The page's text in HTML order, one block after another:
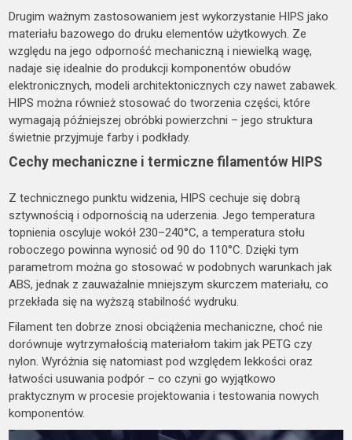
Drugim ważnym zastosowaniem jest wykorzystanie HIPS jako
materiału bazowego do druku elementów użytkowych. Ze
względu na jego odporność mechaniczną i niewielką wagę,
nadaje się idealnie do produkcji komponentów obudów
elektronicznych, modeli architektonicznych czy nawet zabawek.
HIPS można również stosować do tworzenia części, które
wymagają późniejszej obróbki powierzchni – jego struktura
świetnie przyjmuje farby i podkłady.
Cechy mechaniczne i termiczne filamentów HIPS
Z technicznego punktu widzenia, HIPS cechuje się dobrą
sztywnością i odpornością na uderzenia. Jego temperatura
topnienia oscyluje wokół 230–240°C, a temperatura stołu
roboczego powinna wynosić od 90 do 110°C. Dzięki tym
parametrom można go stosować w podobnych warunkach jak
ABS, jednak z zauważalnie mniejszym skurczem materiału, co
przekłada się na wyższą stabilność wydruku.
Filament ten dobrze znosi obciążenia mechaniczne, choć nie
dorównuje wytrzymałością materiałom takim jak PETG czy
nylon. Wyróżnia się natomiast pod względem lekkości oraz
łatwości usuwania podpór – co czyni go wyjątkowo
praktycznym w procesie projektowania i testowania nowych
komponentów.